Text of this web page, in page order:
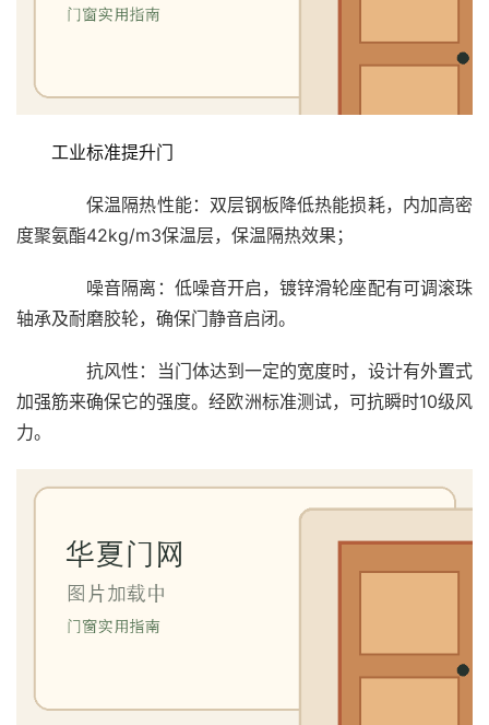
入
室
卫
门
院
门
登录
工业标准提升门
保温隔热性能：双层钢板降低热能损耗，内加高密
度聚氨酯42kg/m3保温层，保温隔热效果；
噪音隔离：低噪音开启，镀锌滑轮座配有可调滚珠
轴承及耐磨胶轮，确保门静音启闭。
抗风性：当门体达到一定的宽度时，设计有外置式
加强筋来确保它的强度。经欧洲标准测试，可抗瞬时10级风
力。